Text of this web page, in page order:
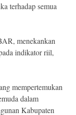
terhadap semua
menekankan
indikator riil,
mempertemukan
dalam
Kabupaten